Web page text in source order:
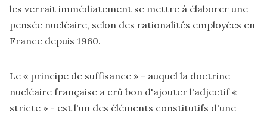
les verrait immédiatement se mettre à élaborer une
pensée nucléaire, selon des rationalités employées en
France depuis 1960.
Le « principe de suffisance » - auquel la doctrine
nucléaire française a crû bon d'ajouter l'adjectif «
stricte » - est l'un des éléments constitutifs d'une